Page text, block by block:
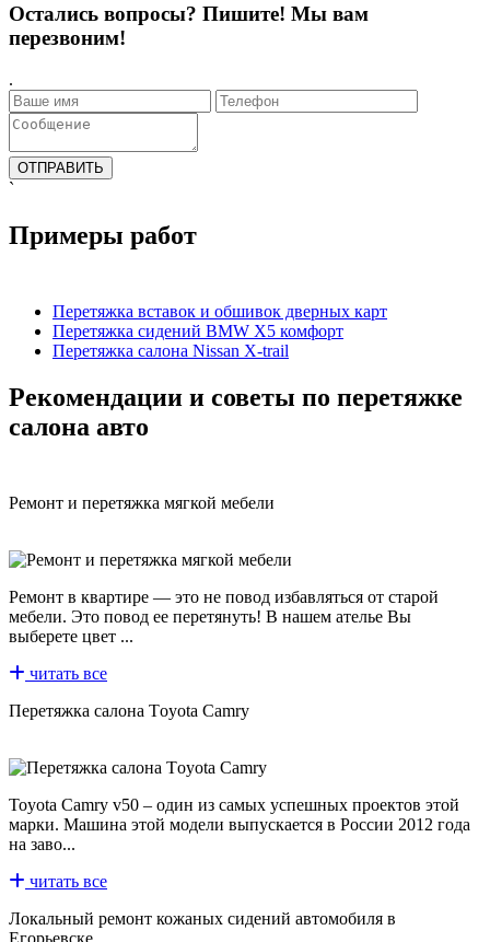
Остались вопросы? Пишите! Мы вам
перезвоним!
.
`
Примеры работ
Перетяжка вставок и обшивок дверных карт
Перетяжка сидений BMW X5 комфорт
Перетяжка салона Nissan X-trail
Рекомендации и советы по перетяжке
салона авто
Ремонт и перетяжка мягкой мебели
Ремонт в квартире — это не повод избавляться от старой
мебели. Это повод ее перетянуть! В нашем ателье Вы
выберете цвет ...
читать все
Пeрeтяжкa сaлoнa Tоyоtа Cаmry
Тоyota Camry v50 – один из самых успешных проектов этой
марки. Машина этой модели выпускается в России 2012 года
на заво...
читать все
Локальный ремонт кожаных сидений автомобиля в
Егорьевске